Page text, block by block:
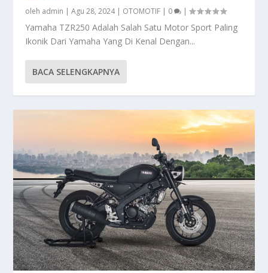
oleh admin |Agu 28, 2024| OTOMOTIF | 0 |
Yamaha TZR250 Adalah Salah Satu Motor Sport Paling
Ikonik Dari Yamaha Yang Di Kenal Dengan...
BACA SELENGKAPNYA